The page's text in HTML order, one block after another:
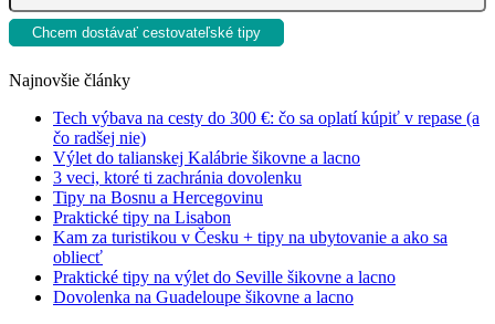
Najnovšie články
Tech výbava na cesty do 300 €: čo sa oplatí kúpiť v repase (a
čo radšej nie)
Výlet do talianskej Kalábrie šikovne a lacno
3 veci, ktoré ti zachránia dovolenku
Tipy na Bosnu a Hercegovinu
Praktické tipy na Lisabon
Kam za turistikou v Česku + tipy na ubytovanie a ako sa
obliecť
Praktické tipy na výlet do Seville šikovne a lacno
Dovolenka na Guadeloupe šikovne a lacno